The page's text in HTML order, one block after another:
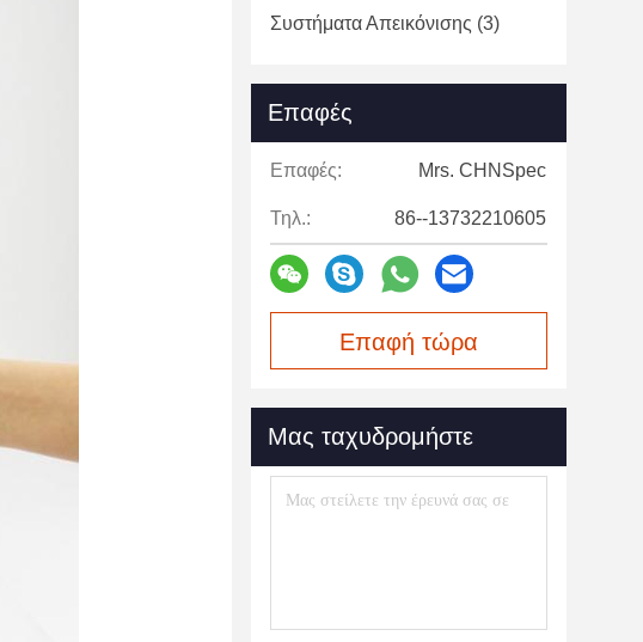
Συστήματα Απεικόνισης (3)
Επαφές
Επαφές: Mrs. CHNSpec
Τηλ.: 86--13732210605
Επαφή τώρα
Μας ταχυδρομήστε